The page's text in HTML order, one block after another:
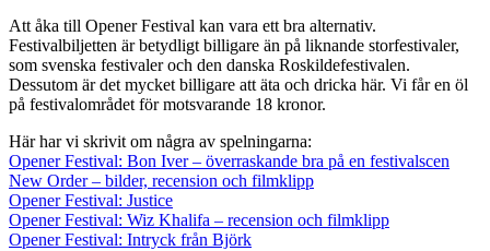
Att åka till Opener Festival kan vara ett bra alternativ.
Festivalbiljetten är betydligt billigare än på liknande storfestivaler,
som svenska festivaler och den danska Roskildefestivalen.
Dessutom är det mycket billigare att äta och dricka här. Vi får en öl
på festivalområdet för motsvarande 18 kronor.
Här har vi skrivit om några av spelningarna:
Opener Festival: Bon Iver – överraskande bra på en festivalscen
New Order – bilder, recension och filmklipp
Opener Festival: Justice
Opener Festival: Wiz Khalifa – recension och filmklipp
Opener Festival: Intryck från Björk